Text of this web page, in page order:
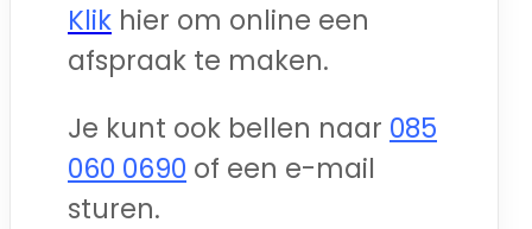
Klik hier om online een
afspraak te maken.
Je kunt ook bellen naar 085
060 0690 of een e-mail
sturen.